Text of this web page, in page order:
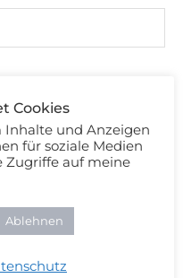
erklärst du dich mit der
Daten durch diese
Cookies
Inhalte und Anzeigen
für soziale Medien
Zugriffe auf meine
Ablehnen